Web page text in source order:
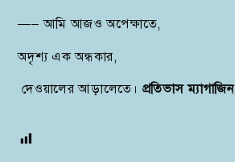
—– আমি আজও অপেক্ষাতে,
অদৃশ্য এক অন্ধকার,
দেওয়ালের আড়ালেতে। প্রতিভাস ম্যাগাজিন